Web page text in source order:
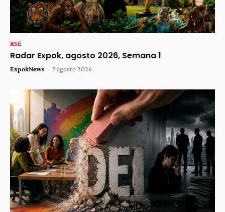
RSE
Radar Expok, agosto 2026, Semana 1
ExpokNews - 7 agosto 2026